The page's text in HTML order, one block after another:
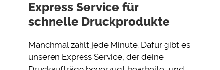
Express Service für
schnelle Druckprodukte
Manchmal zählt jede Minute. Dafür gibt es
unseren Express Service, der deine